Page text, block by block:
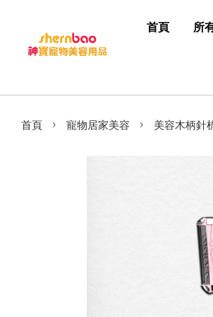
首頁 所
首頁 › 寵物居家美容 › 美容木柄針